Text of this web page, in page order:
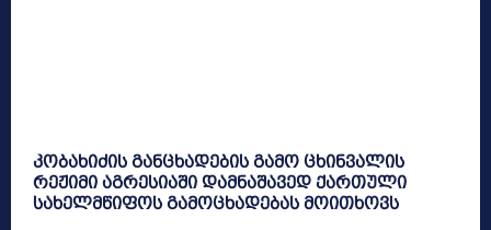
კობახიძის განცხადების გამო ცხინვალის
რეჟიმი აგრესიაში დამნაშავედ ქართული
სახელმწიფოს გამოცხადებას მოითხოვს